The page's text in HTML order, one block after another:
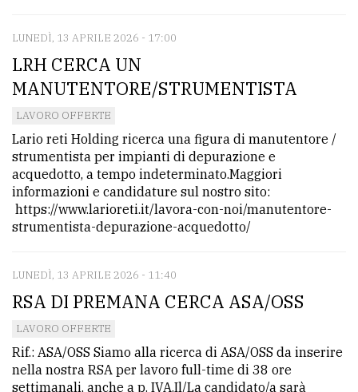
LUNEDÌ, 13 APRILE 2026 - 17:00
LRH CERCA UN
MANUTENTORE/STRUMENTISTA
LAVORO OFFERTE
Lario reti Holding ricerca una figura di manutentore /
strumentista per impianti di depurazione e
acquedotto, a tempo indeterminato.Maggiori
informazioni e candidature sul nostro sito:
https://www.larioreti.it/lavora-con-noi/manutentore-
strumentista-depurazione-acquedotto/
LUNEDÌ, 13 APRILE 2026 - 11:40
RSA DI PREMANA CERCA ASA/OSS
LAVORO OFFERTE
Rif.: ASA/OSS Siamo alla ricerca di ASA/OSS da inserire
nella nostra RSA per lavoro full-time di 38 ore
settimanali, anche a p. IVA.Il/La candidato/a sarà